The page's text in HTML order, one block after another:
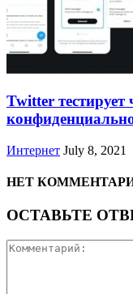
Twitter
Интернет July 8, 2021
НЕТ
ОСТАВЬТЕ